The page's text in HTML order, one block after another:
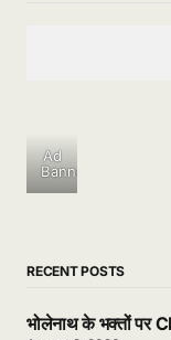
Ad
Banner
RECENT POSTS
भोलेनाथ के भक्तों पर